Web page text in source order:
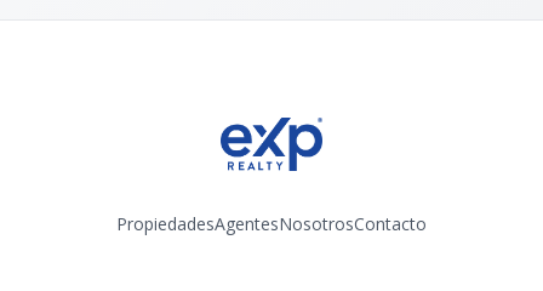
PropiedadesAgentesNosotrosContacto